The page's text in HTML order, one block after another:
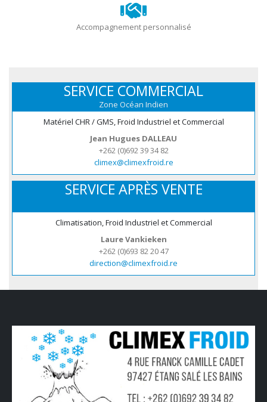
Accompagnement personnalisé
SERVICE COMMERCIAL
Zone Océan Indien
Matériel CHR / GMS, Froid Industriel et Commercial
Jean Hugues DALLEAU
+262 (0)692 39 34 82
climex@climexfroid.re
SERVICE APRÈS VENTE
Climatisation, Froid Industriel et Commercial
Laure Vankieken
+262 (0)693 82 20 47
direction@climexfroid.re